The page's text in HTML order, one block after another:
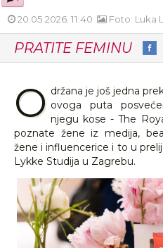
20.05.2026. 11:40 Foto: Luka
PRATITE FEMINU
O držana je još jedna
ovoga puta
njegu kose - The
poznate žene iz medija,
žene i influencerice i to u
Lykke Studija u Zagrebu.